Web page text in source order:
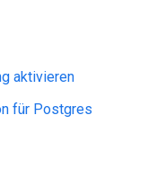
aktivieren
für Postgres